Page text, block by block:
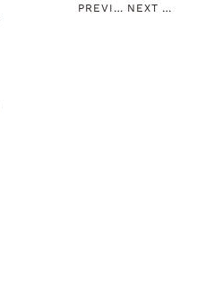
PREVIOUS STORY NEXT STORY